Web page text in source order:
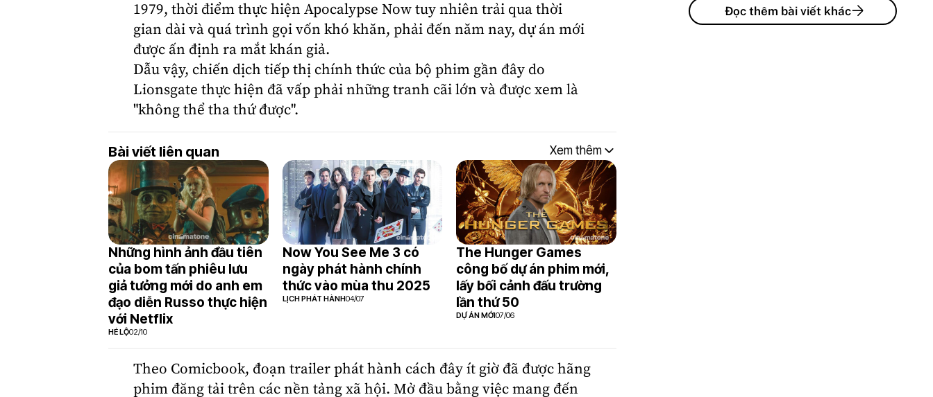
1979, thời điểm thực hiện Apocalypse Now tuy nhiên trải qua thời
gian dài và quá trình gọi vốn khó khăn, phải đến năm nay, dự án mới
được ấn định ra mắt khán giả.
Dẫu vậy, chiến dịch tiếp thị chính thức của bộ phim gần đây do
Lionsgate thực hiện đã vấp phải những tranh cãi lớn và được xem là
"không thể tha thứ được".
Bài viết liên quan Xem thêm
Những hình ảnh đầu tiên
của bom tấn phiêu lưu
giả tưởng mới do anh em
đạo diễn Russo thực hiện
với Netflix
HÉ LỘ02/10
Now You See Me 3 có
ngày phát hành chính
thức vào mùa thu 2025
LỊCH PHÁT HÀNH04/07
The Hunger Games
công bố dự án phim mới,
lấy bối cảnh đấu trường
lần thứ 50
DỰ ÁN MỚI07/06
Theo Comicbook, đoạn trailer phát hành cách đây ít giờ đã được hãng
phim đăng tải trên các nền tảng xã hội. Mở đầu bằng việc mang đến
Đọc thêm bài viết khác